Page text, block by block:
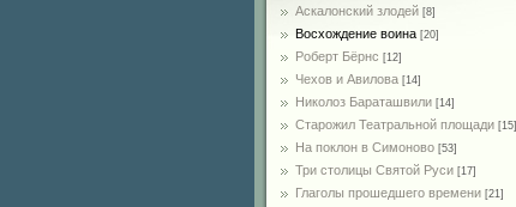
Аскалонский злодей [8]
Восхождение воина [20]
Роберт Бёрнс [12]
Чехов и Авилова [14]
Николоз Бараташвили [14]
Cтарожил Театральной площади [15]
На поклон в Симоново [53]
Три столицы Святой Руси [17]
Глаголы прошедшего времени [21]